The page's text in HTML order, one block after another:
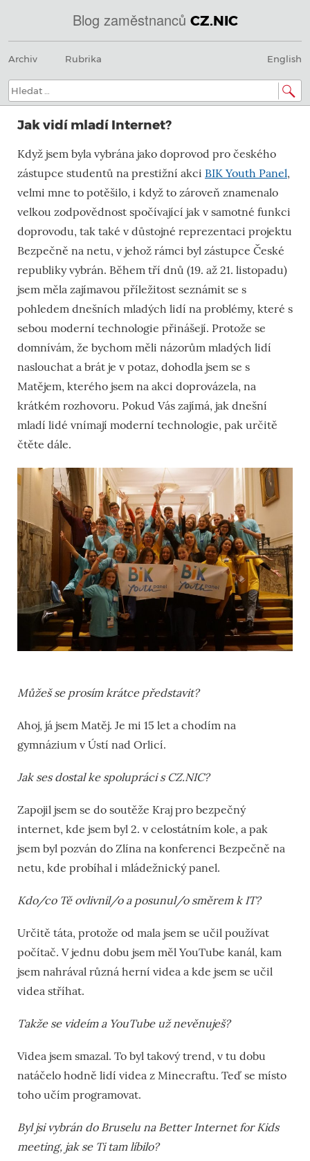
Blog zaměstnanců CZ.NIC
@
IN
SOA
domény.dns.enum.mojeid.internet.
nic.cz.
Menu
na
Archiv Rubrika English
Hledat:
Jak vidí mladí Internet?
Když jsem byla vybrána jako doprovod pro českého
zástupce studentů na prestižní akci BIK Youth Panel,
velmi mne to potěšilo, i když to zároveň znamenalo
velkou zodpovědnost spočívající jak v samotné funkci
doprovodu, tak také v důstojné reprezentaci projektu
Bezpečně na netu, v jehož rámci byl zástupce České
republiky vybrán. Během tří dnů (19. až 21. listopadu)
jsem měla zajímavou příležitost seznámit se s
pohledem dnešních mladých lidí na problémy, které s
sebou moderní technologie přinášejí. Protože se
domnívám, že bychom měli názorům mladých lidí
naslouchat a brát je v potaz, dohodla jsem se s
Matějem, kterého jsem na akci doprovázela, na
krátkém rozhovoru. Pokud Vás zajímá, jak dnešní
mladí lidé vnímají moderní technologie, pak určitě
čtěte dále.
Můžeš se prosím krátce představit?
Ahoj, já jsem Matěj. Je mi 15 let a chodím na
gymnázium v Ústí nad Orlicí.
Jak ses dostal ke spolupráci s CZ.NIC?
Zapojil jsem se do soutěže Kraj pro bezpečný
internet, kde jsem byl 2. v celostátním kole, a pak
jsem byl pozván do Zlína na konferenci Bezpečně na
netu, kde probíhal i mládežnický panel.
Kdo/co Tě ovlivnil/o a posunul/o směrem k IT?
Určitě táta, protože od mala jsem se učil používat
počítač. V jednu dobu jsem měl YouTube kanál, kam
jsem nahrával různá herní videa a kde jsem se učil
videa stříhat.
Takže se videím a YouTube už nevěnuješ?
Videa jsem smazal. To byl takový trend, v tu dobu
natáčelo hodně lidí videa z Minecraftu. Teď se místo
toho učím programovat.
Byl jsi vybrán do Bruselu na Better Internet for Kids
meeting, jak se Ti tam líbilo?